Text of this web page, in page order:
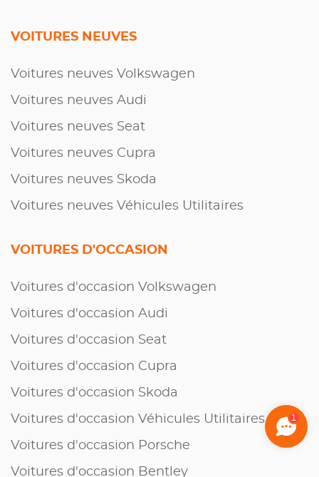
VOITURES NEUVES
Voitures neuves Volkswagen
Voitures neuves Audi
Voitures neuves Seat
Voitures neuves Cupra
Voitures neuves Skoda
Voitures neuves Véhicules Utilitaires
VOITURES D'OCCASION
Voitures d'occasion Volkswagen
Voitures d'occasion Audi
Voitures d'occasion Seat
Voitures d'occasion Cupra
Voitures d'occasion Skoda
Voitures d'occasion Véhicules Utilitaires
Voitures d'occasion Porsche
Voitures d'occasion Bentley
1